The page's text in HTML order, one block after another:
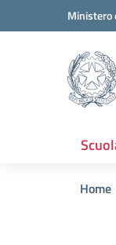
Vai ai contenuti
Vai al menu diMinistero
Home